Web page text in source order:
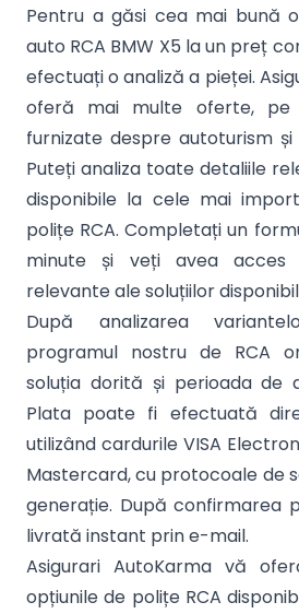
Pentru a găsi cea mai bună
auto RCA BMW X5 la un preț
efectuați o analiză a pieței.
oferă mai multe oferte, pe
furnizate despre autoturism
Puteți analiza toate detaliile
disponibile la cele mai
polițe RCA. Completați un
minute și veți avea
relevante ale soluțiilor
După analizarea
programul nostru de RCA
soluția dorită și perioada de
Plata poate fi efectuată
utilizând cardurile VISA
Mastercard, cu protocoale de
generație. După confirmarea
livrată instant prin e-mail.
Asigurari AutoKarma vă
opțiunile de polițe RCA